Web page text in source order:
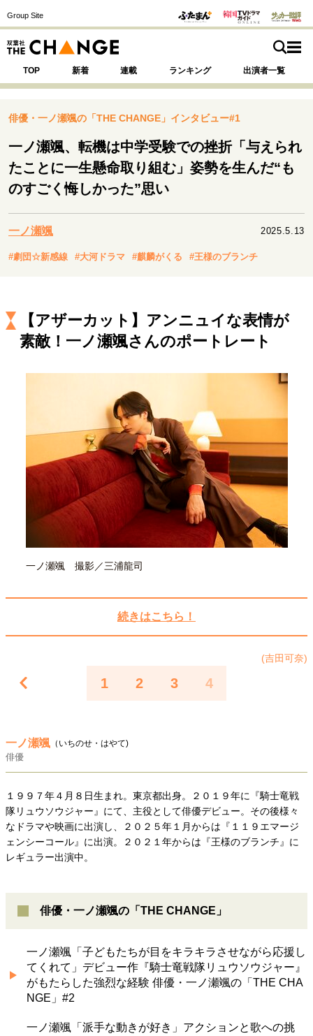
Group Site
TOP 新着 連載 ランキング 出演者一覧
注目の記事テーマで探す
運命を変えた出会い
挫折からの再起
表現者の葛藤
人生が動いた日 10代の挫折と原点
キャリア・働き方
セカンドキャリアの描き方
独立という決断
夢を掴む選択
経営・ビジネス
リーダーの流儀 変革の原動力
次世代へのバトン
トップが描く未来
重圧との向き合い方 一流のルーティン
20代の現在地
忘れられない言葉
10代・20代の土台
地域とつながる/お金との付き合い方
俳優・一ノ瀬颯の「THE CHANGE」インタビュー#1
一ノ瀬颯、転機は中学受験での挫折「与えられ
たことに一生懸命取り組む」姿勢を生んだ“も
のすごく悔しかった”思い
一ノ瀬颯 2025.5.13
#劇団☆新感線 #大河ドラマ #麒麟がくる #王様のブランチ
【アザーカット】アンニュイな表情が
素敵！一ノ瀬颯さんのポートレート
一ノ瀬颯 撮影／三浦龍司
続きはこちら！
(吉田可奈)
1 2 3 4
一ノ瀬颯 （いちのせ・はやて)
俳優
１９９７年４月８日生まれ。東京都出身。２０１９年に『騎士竜戦
隊リュウソウジャー』にて、主役として俳優デビュー。その後様々
なドラマや映画に出演し、２０２５年１月からは『１１９エマージ
ェンシーコール』に出演。２０２１年からは『王様のブランチ』に
レギュラー出演中。
俳優・一ノ瀬颯の「THE CHANGE」
一ノ瀬颯「子どもたちが目をキラキラさせながら応援し
てくれて」デビュー作『騎士竜戦隊リュウソウジャー』
がもたらした強烈な経験 俳優・一ノ瀬颯の「THE CHA
NGE」#2
一ノ瀬颯「派手な動きが好き」アクションと歌への挑